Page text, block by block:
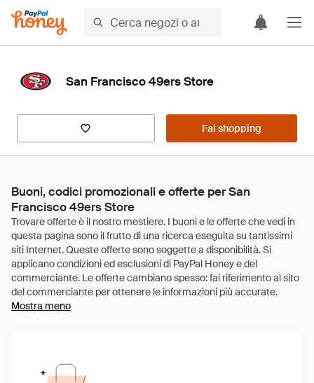
San Francisco 49ers Store
Fai shopping
Buoni, codici promozionali e offerte per San
Francisco 49ers Store
Mostra meno